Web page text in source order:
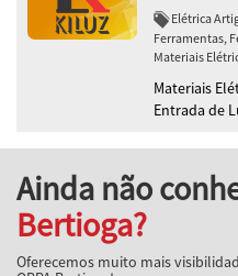
Elétrica
Ferramentas,
Materiais
Materiais
Entrada de
Ainda não
Bertioga?
Oferecemos muito mais